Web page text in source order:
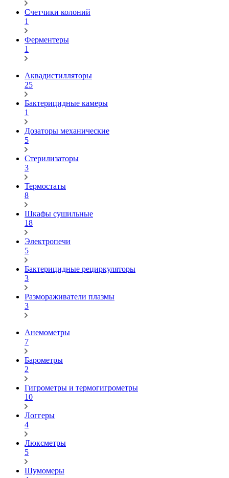
Счетчики колоний
1
Ферментеры
1
Аквадистилляторы
25
Бактерицидные камеры
1
Дозаторы механические
5
Стерилизаторы
3
Термостаты
8
Шкафы сушильные
18
Электропечи
5
Бактерицидные рециркуляторы
3
Размораживатели плазмы
3
Анемометры
7
Барометры
2
Гигрометры и термогигрометры
10
Логгеры
4
Люксметры
5
Шумомеры